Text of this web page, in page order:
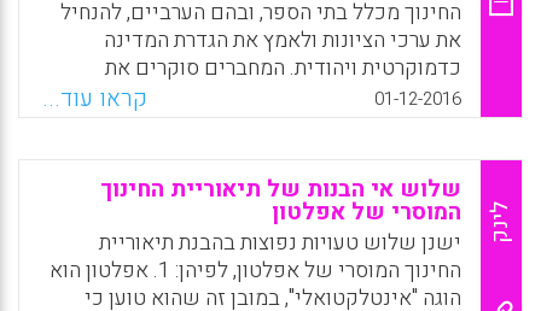
שעשויים להוביל לשיפור בתהליך ההוראה של
המשנה ולהפוך אותה ל׳עמוד ברזל׳ משמעותי
בעולמם הדתי של התלמידים (ירון זילברשטיין).
WhatsApp
Facebook
Email
X
החינוך מכלל בתי הספר, ובהם הערביים, להנחיל
את ערכי הציונות ולאמץ את הגדרת המדינה
כדמוקרטית ויהודית. המחברים סוקרים את
מעמדה הייחודי והאנומלי של מערכת החינוך
הערבית, ומראים כיצד מקשה מעמד זה על
הערבים בישראל לעצב ולגבש את זהותם באופן
שוויוני התואם את צורכיהם. לימודי האזרחות
בחברה הערבית הם דוגמה בולטת למתח שבין
לימוד תולדות ארץ ישראל לבין הזהות התרבותית
והלאומית של התלמיד הערבי. באווירה זו, טוענים
המחברים, רווחת בקרב מורים במערכת החינוך
01-12-2016 קראו עוד...
לינק
שלוש אי הבנות של תיאוריית החינוך
המוסרי של אפלטון
ישנן שלוש טעויות נפוצות בהבנת תיאוריית
החינוך המוסרי של אפלטון, לפיהן: 1. אפלטון הוא
הוגה "אינטלקטואלי", במובן זה שהוא טוען כי